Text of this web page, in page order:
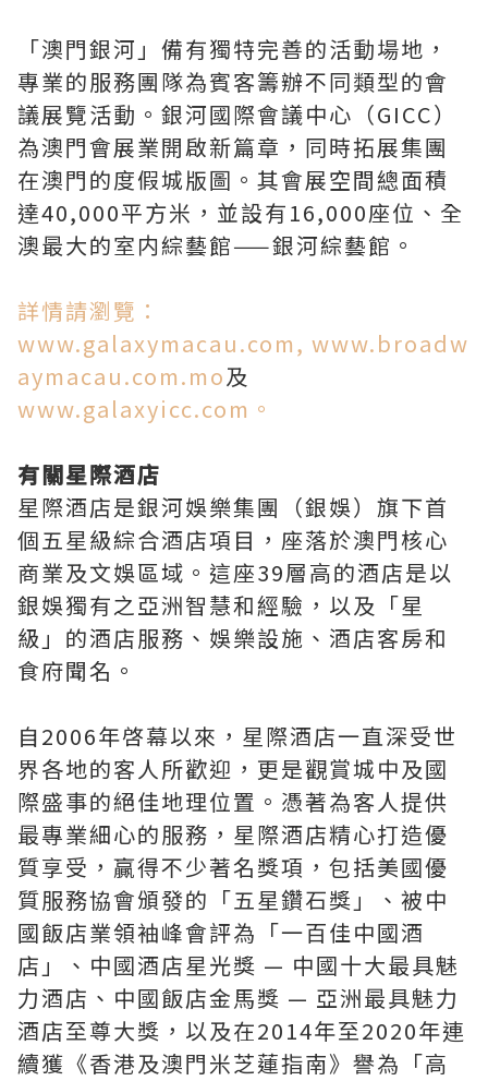
「澳門銀河」備有獨特完善的活動場地，
專業的服務團隊為賓客籌辦不同類型的會
議展覽活動。銀河國際會議中心（GICC）
為澳門會展業開啟新篇章，同時拓展集團
在澳門的度假城版圖。其會展空間總面積
達40,000平方米，並設有16,000座位、全
澳最大的室内綜藝館——銀河綜藝館。
詳情請瀏覽：
www.galaxymacau.com, www.broadw
aymacau.com.mo及
www.galaxyicc.com。
有關星際酒店
星際酒店是銀河娛樂集團（銀娛）旗下首
個五星級綜合酒店項目，座落於澳門核心
商業及文娛區域。這座39層高的酒店是以
銀娛獨有之亞洲智慧和經驗，以及「星
級」的酒店服務、娛樂設施、酒店客房和
食府聞名。
自2006年啓幕以來，星際酒店一直深受世
界各地的客人所歡迎，更是觀賞城中及國
際盛事的絕佳地理位置。憑著為客人提供
最專業細心的服務，星際酒店精心打造優
質享受，贏得不少著名獎項，包括美國優
質服務協會頒發的「五星鑽石獎」、被中
國飯店業領袖峰會評為「一百佳中國酒
店」、中國酒店星光獎 — 中國十大最具魅
力酒店、中國飯店金馬獎 — 亞洲最具魅力
酒店至尊大獎，以及在2014年至2020年連
續獲《香港及澳門米芝蓮指南》譽為「高